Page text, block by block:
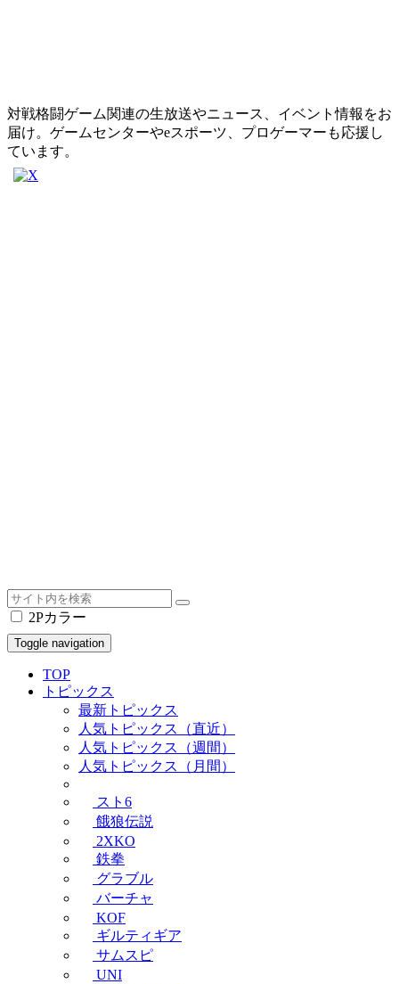
対戦格闘ゲーム関連の生放送やニュース、イベント情報をお
届け。ゲームセンターやeスポーツ、プロゲーマーも応援し
ています。
2Pカラー
Toggle navigation
TOP
トピックス
最新トピックス
人気トピックス（直近）
人気トピックス（週間）
人気トピックス（月間）
スト6
餓狼伝説
2XKO
鉄拳
グラブル
バーチャ
KOF
ギルティギア
サムスピ
UNI